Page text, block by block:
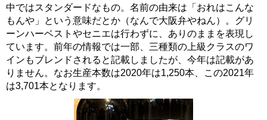
中ではスタンダードなもの。名前の由来は「おれはこんな
もんや」という意味だとか（なんで大阪弁やねん）。グリ
ーンハーベストやセニエは行わずに、ありのままを表現し
ています。前年の情報では一部、三種類の上級クラスのワ
インもブレンドされると記載しましたが、今年は記載があ
りません。なお生産本数は2020年は1,250本、この2021年
は3,701本となります。